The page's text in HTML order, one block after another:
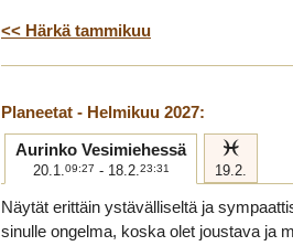
<< Härkä tammikuu
Planeetat - Helmikuu 2027:
Aurinko Vesimiehessä
20.1. 09:27 - 18.2. 23:31
l
19.2.
Näytät erittäin ystävälliseltä ja
sinulle ongelma, koska olet joustava ja